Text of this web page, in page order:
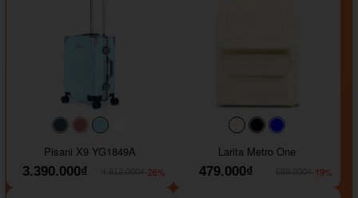
#40454a#b76e79
#9ad8e7
Pisani X9 YG1849A
3.390.000₫
-26%
#faf0e6#000000
Larita Metro One
479.000₫
-19%